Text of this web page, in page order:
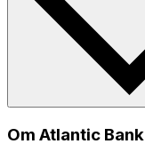
Om Atlantic Bank